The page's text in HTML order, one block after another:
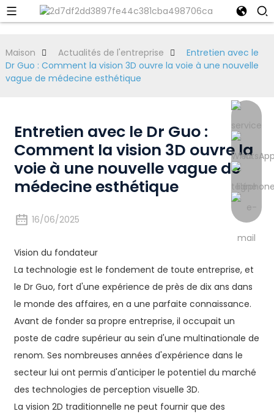
Maison Actualités de l'entreprise
Entretien avec le
Dr Guo : Comment la vision 3D ouvre la voie à une nouvelle
vague de médecine esthétique
Entretien avec le Dr Guo :
Comment la vision 3D ouvre la
voie à une nouvelle vague de
médecine esthétique
16/06/2025
Vision du fondateur
La technologie est le fondement de toute entreprise, et
le Dr Guo, fort d'une expérience de près de dix ans dans
le monde des affaires, en a une parfaite connaissance.
Avant de fonder sa propre entreprise, il occupait un
poste de cadre supérieur au sein d'une multinationale de
renom. Ses nombreuses années d'expérience dans le
secteur lui ont permis d'anticiper le potentiel du marché
des technologies de perception visuelle 3D.
La vision 2D traditionnelle ne peut fournir que des